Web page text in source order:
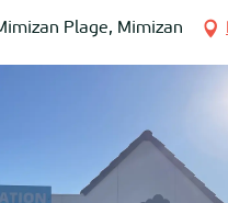
Plage, Mimizan